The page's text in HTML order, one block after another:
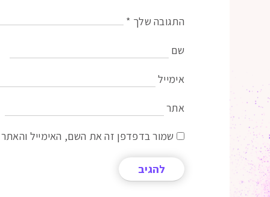
התגובה שלך *
שם
אימייל
אתר
שמור בדפדפן זה את השם, האימייל